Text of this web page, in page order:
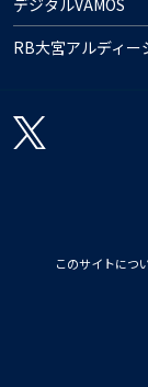
デジタルVAMOS
RB大宮アルディー
このサイトにつ